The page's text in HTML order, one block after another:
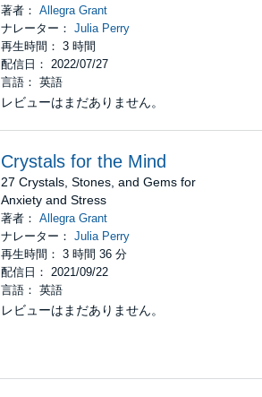
著者：Allegra Grant
ナレーター：Julia Perry
再生時間： 3 時間
配信日： 2022/07/27
言語： 英語
レビューはまだありません。
Crystals for the Mind
27 Crystals, Stones, and Gems for
Anxiety and Stress
著者：Allegra Grant
ナレーター：Julia Perry
再生時間： 3 時間 36 分
配信日： 2021/09/22
言語： 英語
レビューはまだありません。